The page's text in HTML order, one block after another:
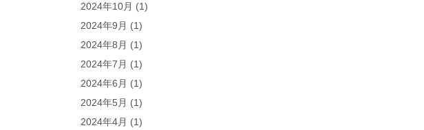
2024年10月 (1)
2024年9月 (1)
2024年8月 (1)
2024年7月 (1)
2024年6月 (1)
2024年5月 (1)
2024年4月 (1)